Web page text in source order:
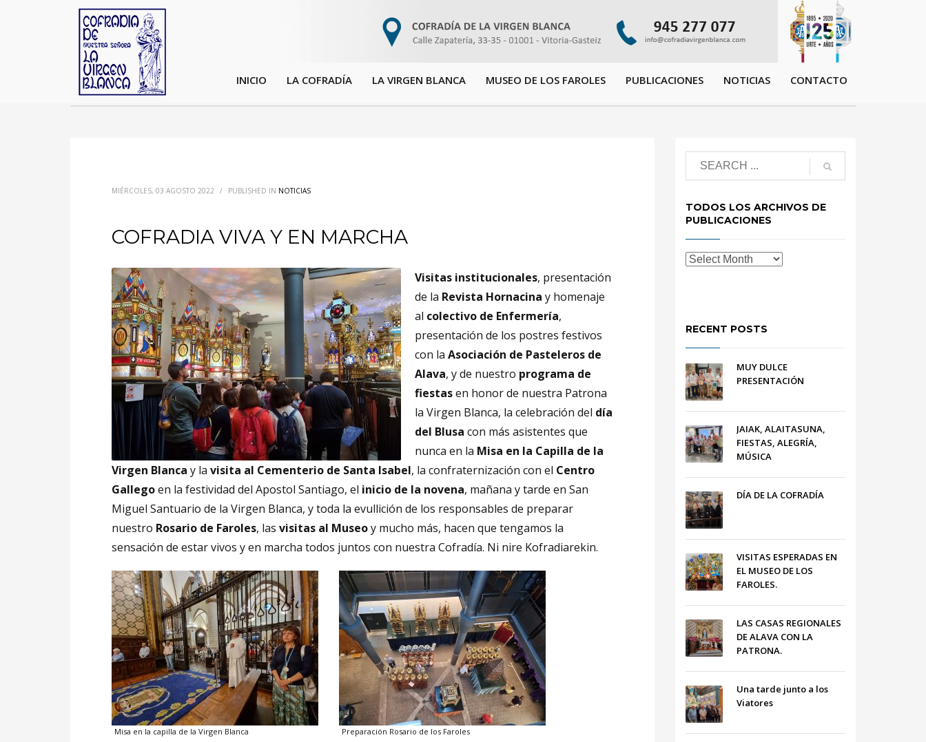
INICIO LA COFRADÍA LA VIRGEN BLANCA MUSEO DE LOS FAROLES PUBLICACIONES NOTICIAS CONTACTO
MIÉRCOLES, 03 AGOSTO 2022 / PUBLISHED IN NOTICIAS
COFRADIA VIVA Y EN MARCHA
Visitas institucionales, presentación
de la Revista Hornacina y homenaje
al colectivo de Enfermería,
presentación de los postres festivos
con la Asociación de Pasteleros de
Alava, y de nuestro programa de
fiestasen honor de nuestra Patrona
la Virgen Blanca, la celebración del día
del Blusa con más asistentes que
nunca en la Misa en la Capilla de la
Virgen Blanca y la visita al Cementerio de Santa Isabel, la confraternización con el Centro
Gallegoen la festividad del Apostol Santiago, el inicio de la novena, mañana y tarde en San
Miguel Santuario de la Virgen Blanca, y toda la evullición de los responsables de preparar
nuestro Rosario de Faroles, las visitas al Museoy mucho más, hacen que tengamos la
sensación de estar vivos y en marcha todos juntos con nuestra Cofradía. Ni nire Kofradiarekin.
Misa en la capilla de la Virgen Blanca Preparación Rosario de los Faroles
TODOS LOS ARCHIVOS DE
PUBLICACIONES
RECENT POSTS
MUY DULCE
PRESENTACIÓN
JAIAK, ALAITASUNA,
FIESTAS, ALEGRÍA,
MÚSICA
DÍA DE LA COFRADÍA
VISITAS ESPERADAS EN
EL MUSEO DE LOS
FAROLES.
LAS CASAS REGIONALES
DE ALAVA CON LA
PATRONA.
Una tarde junto a los
Viatores